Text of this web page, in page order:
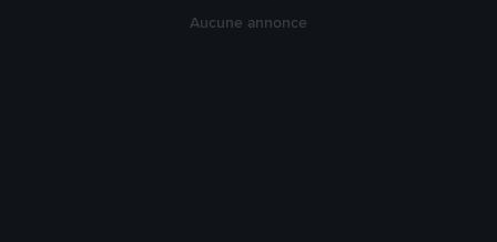
Aucune annonce